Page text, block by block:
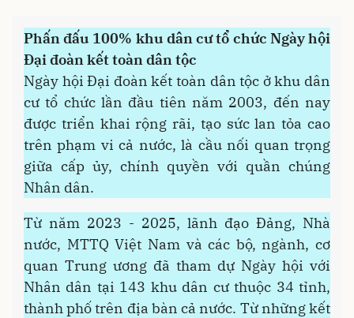
Phấn đấu 100% khu dân cư tổ chức Ngày hội
Đại đoàn kết toàn dân tộc
Ngày hội Đại đoàn kết toàn dân tộc ở khu dân
cư tổ chức lần đầu tiên năm 2003, đến nay
được triển khai rộng rãi, tạo sức lan tỏa cao
trên phạm vi cả nước, là cầu nối quan trọng
giữa cấp ủy, chính quyền với quần chúng
Nhân dân.
Từ năm 2023 - 2025, lãnh đạo Đảng, Nhà
nước, MTTQ Việt Nam và các bộ, ngành, cơ
quan Trung ương đã tham dự Ngày hội với
Nhân dân tại 143 khu dân cư thuộc 34 tỉnh,
thành phố trên địa bàn cả nước. Từ những kết